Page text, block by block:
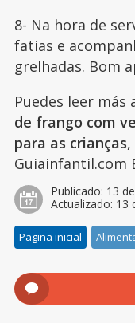
8- Na hora de
fatias e
grelhadas. Bom
Puedes leer
de frango com
para as crianças
Guiainfantil.com
Publicado: 13
Actualizado: 13
Pagina inicial